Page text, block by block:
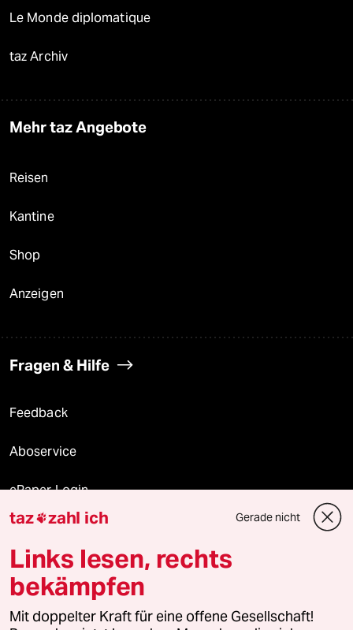
Le Monde diplomatique
taz Archiv
Mehr taz Angebote
Reisen
Kantine
Shop
Anzeigen
Fragen & Hilfe
Feedback
Aboservice
ePaper Login
Downloads für Abonnierende
© 2026 taz Verlags und Vertriebs GmbH
Alle Rechte vorbehalten. Bei rechtlichen Fragen oder für Genehmigungen
wenden Sie sich bitte an
lizenzen@taz.de
taz zahl ich Gerade nicht
Links lesen, rechts
bekämpfen
Mit doppelter Kraft für eine offene Gesellschaft!